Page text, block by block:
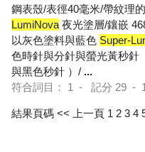
鋼表殼/表徑40毫米/帶紋理
LumiNova 夜光塗層/鑲嵌
以灰色塗料與藍色 Super-
色時針與分針與螢光黃秒針
與黑色秒針 ）/ ...
符合詞目： 1 - 記分 29 -
結果頁碼 << 上一頁 1 2 3 4